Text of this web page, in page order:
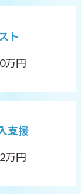
ト
万円
支援
万円